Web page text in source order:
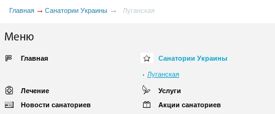
Главная Санатории Украины Луганская
Меню
Главная Санатории Украины
Луганская
Лечение
Услуги
Новости санаториев
Акции санаториев